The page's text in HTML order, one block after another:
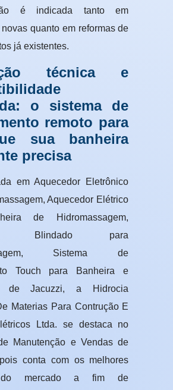
é indicada tanto em
quanto em reformas de
já existentes.
técnica e
o sistema de
remoto para
sua banheira
precisa
em Aquecedor Eletrônico
Aquecedor Elétrico
de Hidromassagem,
Blindado para
Sistema de
Touch para Banheira e
de Jacuzzi, a Hidrocia
Materias Para Contrução E
Ltda. se destaca no
Manutenção e Vendas de
conta com os melhores
do mercado a fim de